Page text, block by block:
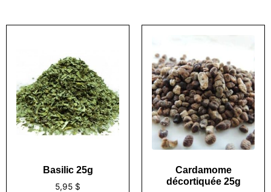
Basilic 25g
5,95 $
Cardamome
décortiquée 25g